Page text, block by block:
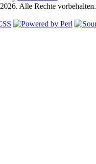
Alle Rechte vorbehalten.